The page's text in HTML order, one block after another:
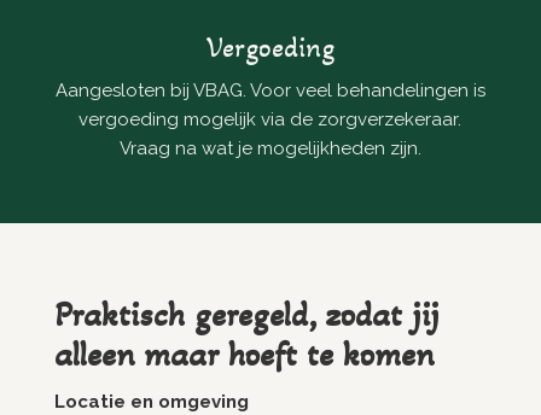
Vergoeding
Aangesloten bij VBAG. Voor veel behandelingen is
vergoeding mogelijk via de zorgverzekeraar.
Vraag na wat je mogelijkheden zijn.
Praktisch geregeld, zodat jij
alleen maar hoeft te komen
Locatie en omgeving